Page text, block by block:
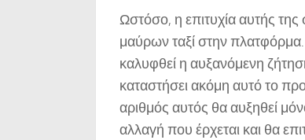
Ωστόσο, η επιτυχία αυτής
μαύρων ταξί στην πλατφόρμα.
καλυφθεί η αυξανόμενη
καταστήσει ακόμη αυτό το
αριθμός αυτός θα αυξηθεί
αλλαγή που έρχεται και θα